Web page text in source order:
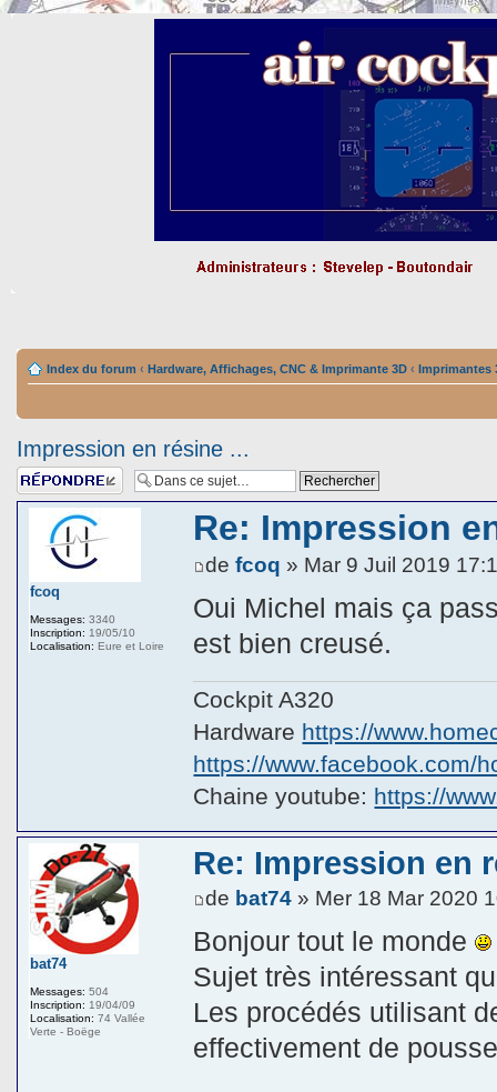
Index du forum ‹ Hardware, Affichages, CNC & Imprimante 3D ‹ Imprimantes
Impression en résine ...
Répondre
Re: Impression
defcoq » Mar 9 Juil 2019
Oui Michel mais ça
est bien creusé.
Cockpit A320
Hardware https://
https://www.facebook.com/
Chaine youtube: https://
fcoq
Messages: 3340
Inscription: 19/05/10
Localisation: Eure et Loire
Re: Impression en
de bat74 » Mer 18 Mar 2020
Bonjour tout le monde
Sujet très intéressant
Les procédés utilisant
effectivement de
bat74
Messages: 504
Inscription: 19/04/09
Localisation: 74 Vallée
Verte - Boëge